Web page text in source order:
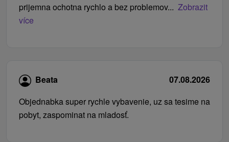
prijemna ochotna rychlo a bez problemov... Zobrazit
více
Beata
07.08.2026
Objednabka super rychle vybavenie, uz sa tesime na
pobyt, zaspominat na mladosť.